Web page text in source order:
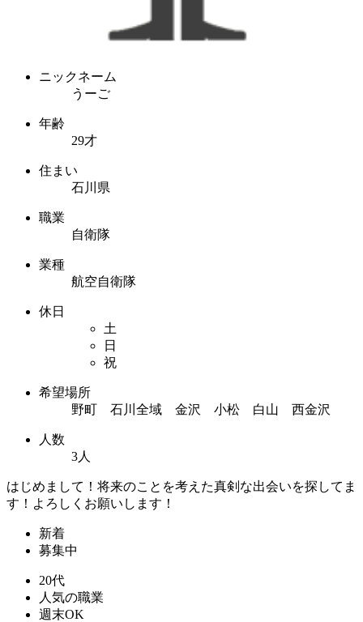
ニックネーム
うーご
年齢
29才
住まい
石川県
職業
自衛隊
業種
航空自衛隊
休日
土
日
祝
希望場所
野町 石川全域 金沢 小松 白山 西金沢
人数
3人
はじめまして！将来のことを考えた真剣な出会いを探してま
す！よろしくお願いします！
新着
募集中
20代
人気の職業
週末OK